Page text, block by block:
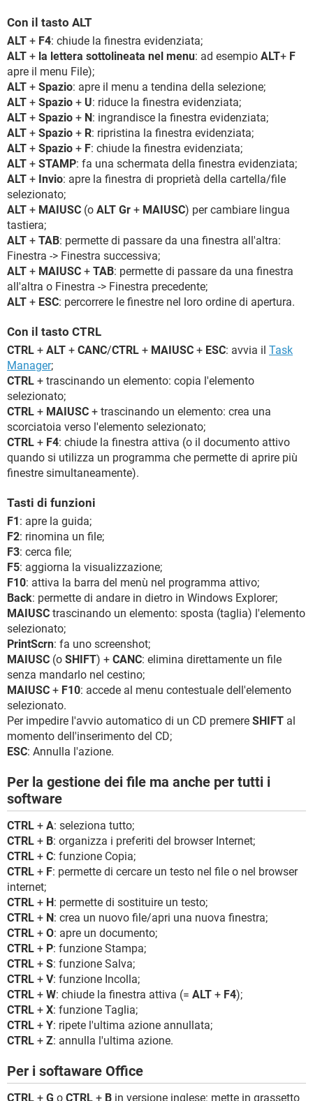
Con il tasto ALT
ALT + F4: chiude la finestra evidenziata;
ALT + la lettera sottolineata nel menu: ad esempio ALT+ F
apre il menu File);
ALT + Spazio: apre il menu a tendina della selezione;
ALT + Spazio + U: riduce la finestra evidenziata;
ALT + Spazio + N: ingrandisce la finestra evidenziata;
ALT + Spazio + R: ripristina la finestra evidenziata;
ALT + Spazio + F: chiude la finestra evidenziata;
ALT + STAMP: fa una schermata della finestra evidenziata;
ALT + Invio: apre la finestra di proprietà della cartella/file
selezionato;
ALT + MAIUSC (o ALT Gr + MAIUSC) per cambiare lingua
tastiera;
ALT + TAB: permette di passare da una finestra all'altra:
Finestra -> Finestra successiva;
ALT + MAIUSC + TAB: permette di passare da una finestra
all'altra o Finestra -> Finestra precedente;
ALT + ESC: percorrere le finestre nel loro ordine di apertura.
Con il tasto CTRL
CTRL + ALT + CANC/CTRL + MAIUSC + ESC: avvia il Task
Manager;
CTRL + trascinando un elemento: copia l'elemento
selezionato;
CTRL + MAIUSC + trascinando un elemento: crea una
scorciatoia verso l'elemento selezionato;
CTRL + F4: chiude la finestra attiva (o il documento attivo
quando si utilizza un programma che permette di aprire più
finestre simultaneamente).
Tasti di funzioni
F1: apre la guida;
F2: rinomina un file;
F3: cerca file;
F5: aggiorna la visualizzazione;
F10: attiva la barra del menù nel programma attivo;
Back: permette di andare in dietro in Windows Explorer;
MAIUSC trascinando un elemento: sposta (taglia) l'elemento
selezionato;
PrintScrn: fa uno screenshot;
MAIUSC (o SHIFT) + CANC: elimina direttamente un file
senza mandarlo nel cestino;
MAIUSC + F10: accede al menu contestuale dell'elemento
selezionato.
Per impedire l'avvio automatico di un CD premere SHIFT al
momento dell'inserimento del CD;
ESC: Annulla l'azione.
Per la gestione dei file ma anche per tutti i
software
CTRL + A: seleziona tutto;
CTRL + B: organizza i preferiti del browser Internet;
CTRL + C: funzione Copia;
CTRL + F: permette di cercare un testo nel file o nel browser
internet;
CTRL + H: permette di sostituire un testo;
CTRL + N: crea un nuovo file/apri una nuova finestra;
CTRL + O: apre un documento;
CTRL + P: funzione Stampa;
CTRL + S: funzione Salva;
CTRL + V: funzione Incolla;
CTRL + W: chiude la finestra attiva (= ALT + F4);
CTRL + X: funzione Taglia;
CTRL + Y: ripete l'ultima azione annullata;
CTRL + Z: annulla l'ultima azione.
Per i softaware Office
CTRL + G o CTRL + B in versione inglese: mette in grassetto